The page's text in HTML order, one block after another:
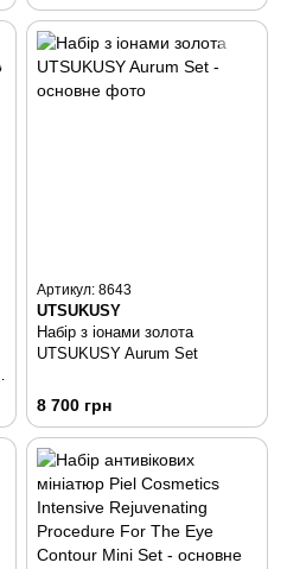
Артикул: 8643
UTSUKUSY
Набір з іонами золота
UTSUKUSY Aurum Set
8 700 грн